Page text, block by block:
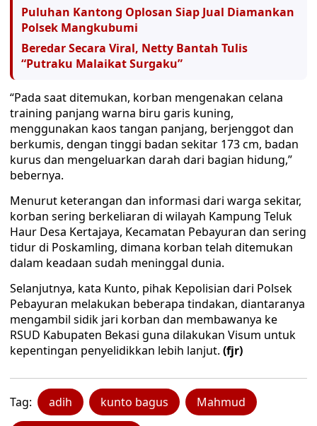
Puluhan Kantong Oplosan Siap Jual Diamankan
Polsek Mangkubumi
Beredar Secara Viral, Netty Bantah Tulis
“Putraku Malaikat Surgaku”
“Pada saat ditemukan, korban mengenakan celana
training panjang warna biru garis kuning,
menggunakan kaos tangan panjang, berjenggot dan
berkumis, dengan tinggi badan sekitar 173 cm, badan
kurus dan mengeluarkan darah dari bagian hidung,”
bebernya.
Menurut keterangan dan informasi dari warga sekitar,
korban sering berkeliaran di wilayah Kampung Teluk
Haur Desa Kertajaya, Kecamatan Pebayuran dan sering
tidur di Poskamling, dimana korban telah ditemukan
dalam keadaan sudah meninggal dunia.
Selanjutnya, kata Kunto, pihak Kepolisian dari Polsek
Pebayuran melakukan beberapa tindakan, diantaranya
mengambil sidik jari korban dan membawanya ke
RSUD Kabupaten Bekasi guna dilakukan Visum untuk
kepentingan penyelidikkan lebih lanjut. (fjr)
Tag: adih kunto bagus Mahmud